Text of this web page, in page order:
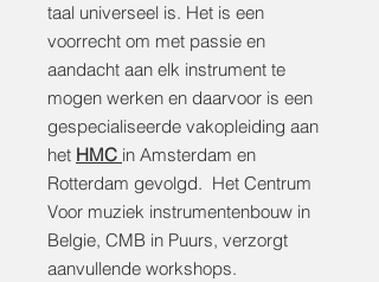
taal universeel is. Het is een
voorrecht om met passie en
aandacht aan elk instrument te
mogen werken en daarvoor is een
gespecialiseerde vakopleiding aan
het HMC in Amsterdam en
Rotterdam gevolgd. Het Centrum
Voor muziek instrumentenbouw in
Belgie, CMB in Puurs, verzorgt
aanvullende workshops.